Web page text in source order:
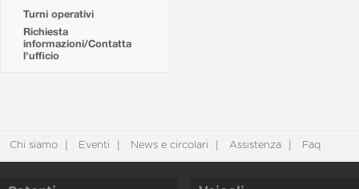
Turni operativi
Richiesta
informazioni/Contatta
l'ufficio
Chi siamo Eventi News e circolari Assistenza Faq